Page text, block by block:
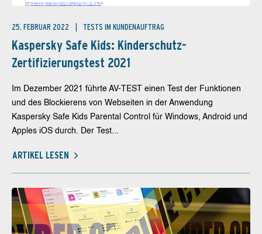
25. FEBRUAR 2022 TESTS IM KUNDENAUFTRAG
Kaspersky Safe Kids: Kinderschutz-
Zertifizierungstest 2021
Im Dezember 2021 führte AV-TEST einen Test der Funktionen
und des Blockierens von Webseiten in der Anwendung
Kaspersky Safe Kids Parental Control für Windows, Android und
Apples iOS durch. Der Test...
ARTIKEL LESEN